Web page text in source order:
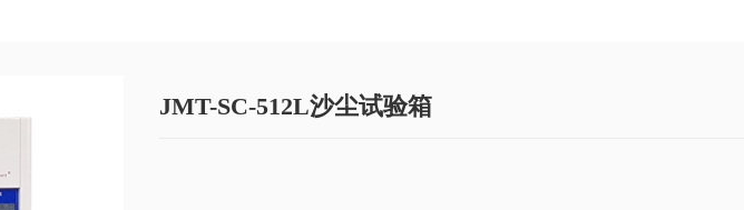
JMT-SC-512L沙尘试验箱